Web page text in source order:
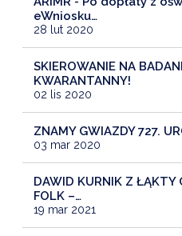
eWniosku…
28 lut 2020
SKIEROWANIE NA
KWARANTANNY!
02 lis 2020
ZNAMY GWIAZDY 727.
03 mar 2020
DAWID KURNIK Z ŁĄKTY
FOLK –…
19 mar 2021